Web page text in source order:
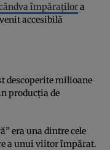
împărațilora
accesibilă
descoperite milioane
producția de
era una dintre cele
a unui viitor împărat.